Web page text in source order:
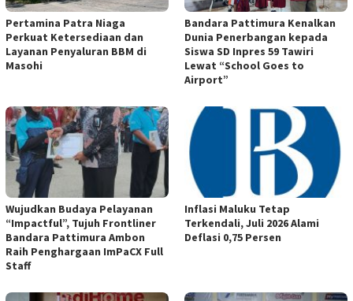
Pertamina Patra Niaga
Perkuat Ketersediaan dan
Layanan Penyaluran BBM di
Masohi
Bandara Pattimura Kenalkan
Dunia Penerbangan kepada
Siswa SD Inpres 59 Tawiri
Lewat “School Goes to
Airport”
Wujudkan Budaya Pelayanan
“Impactful”, Tujuh Frontliner
Bandara Pattimura Ambon
Raih Penghargaan ImPaCX Full
Staff
Inflasi Maluku Tetap
Terkendali, Juli 2026 Alami
Deflasi 0,75 Persen